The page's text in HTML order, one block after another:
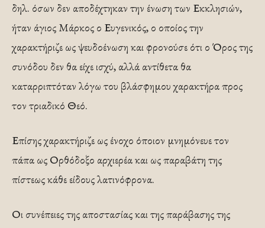
δηλ. όσων δεν αποδέχτηκαν την ένωση των Εκκλησιών,
ήταν άγιος Μάρκος ο Ευγενικός, ο οποίος την
χαρακτήριζε ως ψευδοένωση και φρονούσε ότι ο Όρος της
συνόδου δεν θα είχε ισχύ, αλλά αντίθετα θα
καταρριπτόταν λόγω του βλάσφημου χαρακτήρα προς
τον τριαδικό Θεό.
Επίσης χαρακτήριζε ως ένοχο όποιον μνημόνευε τον
πάπα ως Ορθόδοξο αρχιερέα και ως παραβάτη της
πίστεως κάθε είδους λατινόφρονα.
Οι συνέπειες της αποστασίας και της παράβασης της